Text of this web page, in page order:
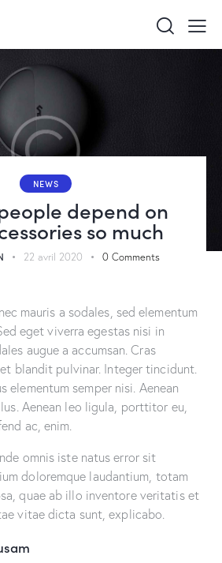
NEWS
depend on
so much
22 avril 2020 0 Comments
mauris a sodales, sed elementum
eget viverra egestas nisi in
augue a accumsan. Cras
blandit pulvinar. Integer tincidunt.
elementum semper nisi. Aenean
Aenean leo ligula, porttitor eu,
ac, enim.
omnis iste natus error sit
doloremque laudantium, totam
quae ab illo inventore veritatis et
vitae dicta sunt, explicabo.